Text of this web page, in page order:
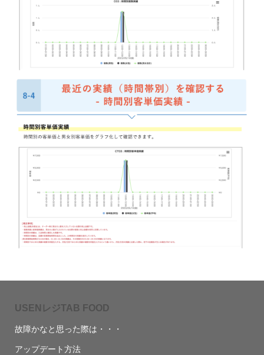
USENレジTAB FOOD
故障かなと思った際は・・・
アップデート方法